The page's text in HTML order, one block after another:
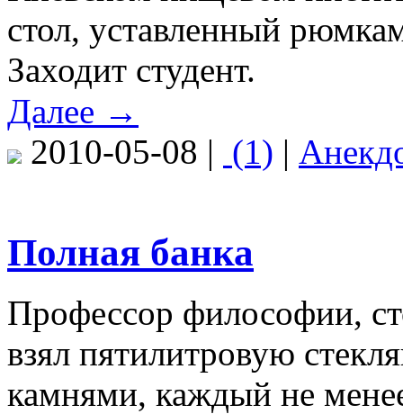
стол, уставленный
Заходит студент.
Далее →
2010-05-08 | (1) |
Полная банка
Профессор философии,
взял пятилитровую
камнями, каждый не